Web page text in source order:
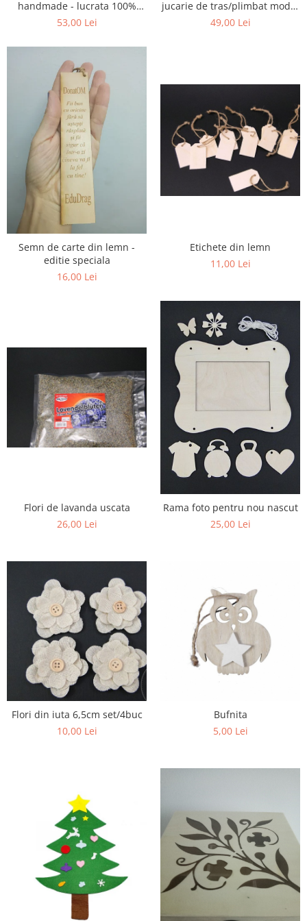
handmade - lucrata 100%
manual
53,00 Lei
jucarie de tras/plimbat model
iepure
49,00 Lei
Semn de carte din lemn -
editie speciala
16,00 Lei
Etichete din lemn
11,00 Lei
Flori de lavanda uscata
26,00 Lei
Rama foto pentru nou nascut
25,00 Lei
Flori din iuta 6,5cm set/4buc
10,00 Lei
Bufnita
5,00 Lei